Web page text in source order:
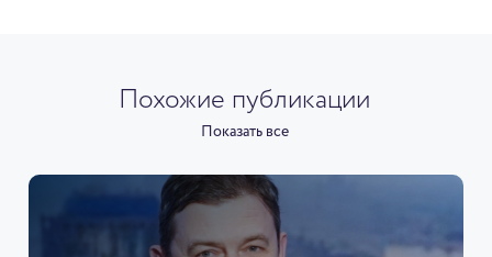
Похожие публикации
Показать все